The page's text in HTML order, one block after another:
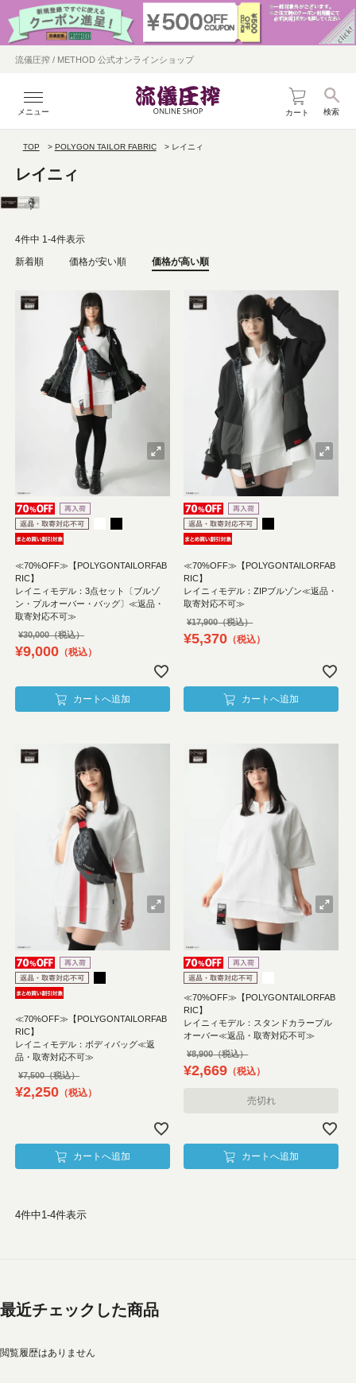
流儀圧搾 / METHOD 公式オンラインショップ
メニュー カート 検索
TOP POLYGON TAILOR FABRIC レイニィ
レイニィ
価格が安い順 価格が高い順
新着順
4件中 1-4件表示
≪70%OFF≫【POLYGONTAILORFAB
RIC】
レイニィモデル：3点セット〔ブルゾ
ン・プルオーバー・バッグ〕≪返品・
取寄対応不可≫
¥30,000
¥9,000 税込
カートへ追加
≪70%OFF≫【POLYGONTAILORFAB
RIC】
レイニィモデル：ZIPブルゾン≪返品・
取寄対応不可≫
¥17,900
¥5,370 税込
カートへ追加
≪70%OFF≫【POLYGONTAILORFAB
RIC】
レイニィモデル：ボディバッグ≪返
品・取寄対応不可≫
¥7,500
¥2,250 税込
カートへ追加
≪70%OFF≫【POLYGONTAILORFAB
RIC】
レイニィモデル：スタンドカラープル
オーバー≪返品・取寄対応不可≫
¥8,900
¥2,669 税込
売切れ
カートへ追加
4件中1-4件表示
最近チェックした商品
閲覧履歴はありません